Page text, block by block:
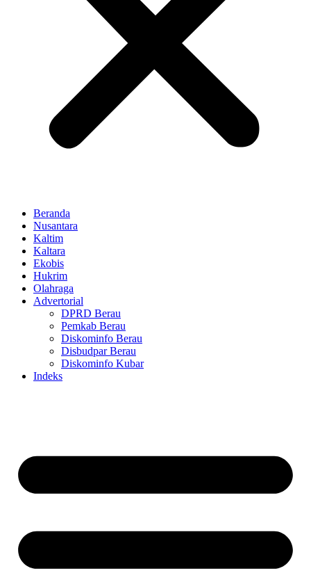
Beranda
Nusantara
Kaltim
Kaltara
Ekobis
Hukrim
Olahraga
Advertorial
DPRD Berau
Pemkab Berau
Diskominfo Berau
Disbudpar Berau
Diskominfo Kubar
Indeks